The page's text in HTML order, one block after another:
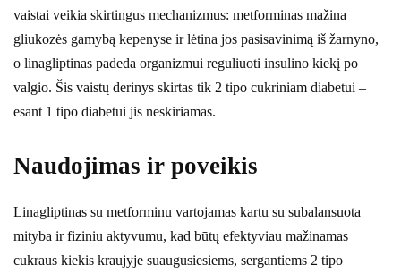
vaistai veikia skirtingus mechanizmus: metforminas mažina
gliukozės gamybą kepenyse ir lėtina jos pasisavinimą iš žarnyno,
o linagliptinas padeda organizmui reguliuoti insulino kiekį po
valgio. Šis vaistų derinys skirtas tik 2 tipo cukriniam diabetui –
esant 1 tipo diabetui jis neskiriamas.
Naudojimas ir poveikis
Linagliptinas su metforminu vartojamas kartu su subalansuota
mityba ir fiziniu aktyvumu, kad būtų efektyviau mažinamas
cukraus kiekis kraujyje suaugusiesiems, sergantiems 2 tipo